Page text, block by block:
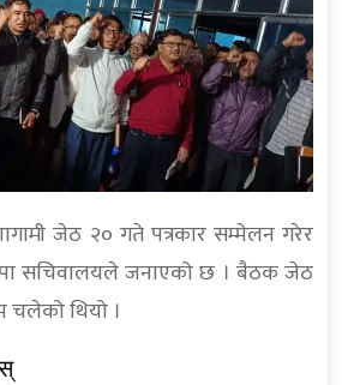
जेठ २० गते पत्रकार सम्मेलन गरेर
सचिवालयले जनाएको छ । बैठक जेठ
चलेको थियो ।